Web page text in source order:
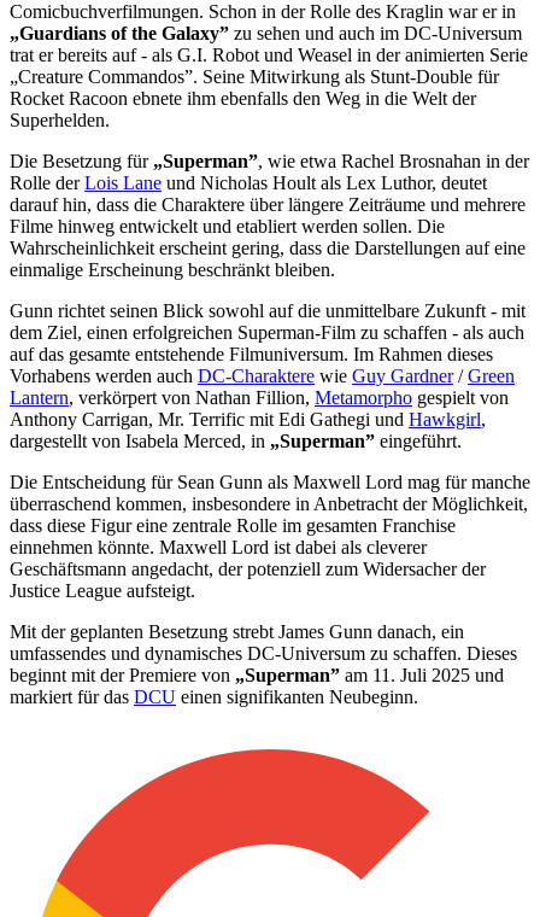
Comicbuchverfilmungen. Schon in der Rolle des Kraglin war er in
„Guardians of the Galaxy” zu sehen und auch im DC-Universum
trat er bereits auf - als G.I. Robot und Weasel in der animierten Serie
„Creature Commandos”. Seine Mitwirkung als Stunt-Double für
Rocket Racoon ebnete ihm ebenfalls den Weg in die Welt der
Superhelden.
Die Besetzung für „Superman”, wie etwa Rachel Brosnahan in der
Rolle derLois Lane und Nicholas Hoult als Lex Luthor, deutet
darauf hin, dass die Charaktere über längere Zeiträume und mehrere
Filme hinweg entwickelt und etabliert werden sollen. Die
Wahrscheinlichkeit erscheint gering, dass die Darstellungen auf eine
einmalige Erscheinung beschränkt bleiben.
Gunn richtet seinen Blick sowohl auf die unmittelbare Zukunft - mit
dem Ziel, einen erfolgreichen Superman-Film zu schaffen - als auch
auf das gesamte entstehende Filmuniversum. Im Rahmen dieses
Vorhabens werden auch DC-Charaktere wie Guy Gardner/Green
Lantern, verkörpert von Nathan Fillion, Metamorpho gespielt von
Anthony Carrigan, Mr. Terrific mit Edi Gathegi und Hawkgirl,
dargestellt von Isabela Merced, in „Superman” eingeführt.
Die Entscheidung für Sean Gunn als Maxwell Lord mag für manche
überraschend kommen, insbesondere in Anbetracht der Möglichkeit,
dass diese Figur eine zentrale Rolle im gesamten Franchise
einnehmen könnte. Maxwell Lord ist dabei als cleverer
Geschäftsmann angedacht, der potenziell zum Widersacher der
Justice League aufsteigt.
Mit der geplanten Besetzung strebt James Gunn danach, ein
umfassendes und dynamisches DC-Universum zu schaffen. Dieses
beginnt mit der Premiere von „Superman” am 11. Juli 2025 und
markiert für das DCU einen signifikanten Neubeginn.